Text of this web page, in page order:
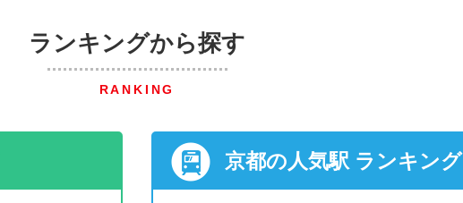
ランキングから探す
RANKING
京都の人気駅 ランキング